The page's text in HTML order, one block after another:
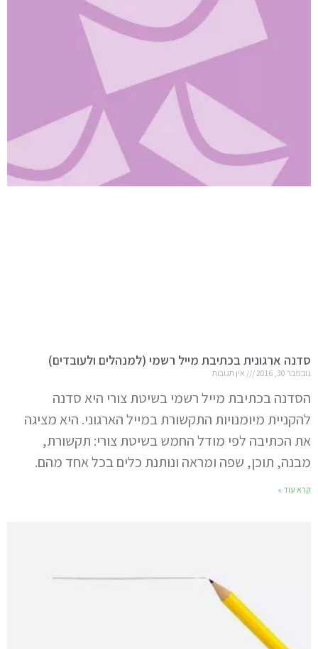
סדנה ארגונית בכתיבת מייל רשמי (למנהלים ולעובדים)
נובמבר 30, 2016 אין תגובות
הסדנה בכתיבת מייל רשמי בשיטת צורי היא סדנה
להקניית מיומנויות התקשורת במייל הארגוני. היא מציגה
את הכתיבה לפי מודל החמש בשיטת צורי: תקשורת,
מבנה, תוכן, שפה ומראה ונותנת כלים בכל אחד מהם.
קרא עוד »